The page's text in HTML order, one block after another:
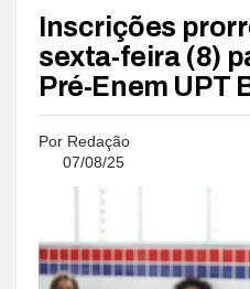
Inscrições
sexta-feira (8)
Pré-Enem UPT
Por Redação
07/08/25